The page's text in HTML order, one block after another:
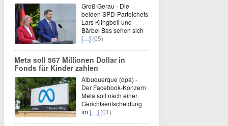
Groß-Gerau - Die
beiden SPD-Parteichefs
Lars Klingbeil und
Bärbel Bas sehen sich
[…] (05)
Meta soll 567 Millionen Dollar in
Fonds für Kinder zahlen
Albuquerque (dpa) -
Der Facebook-Konzern
Meta soll nach einer
Gerichtsentscheidung
im[…] (01)